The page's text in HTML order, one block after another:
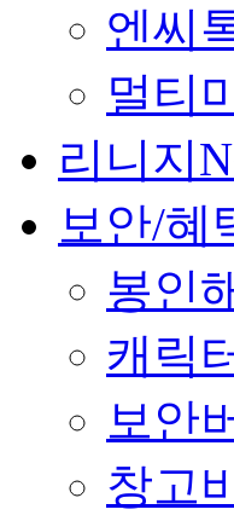
엔씨
멀티
리니지
보안/혜
봉인
캐릭
보안
창고